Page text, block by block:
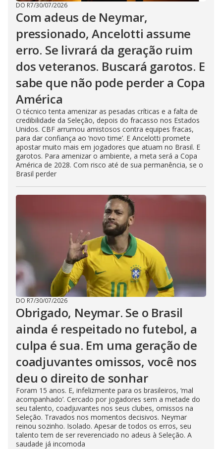
DO R7/30/07/2026
Com adeus de Neymar,
pressionado, Ancelotti assume
erro. Se livrará da geração ruim
dos veteranos. Buscará garotos. E
sabe que não pode perder a Copa
América
O técnico tenta amenizar as pesadas críticas e a falta de
credibilidade da Seleção, depois do fracasso nos Estados
Unidos. CBF arrumou amistosos contra equipes fracas,
para dar confiança ao ‘novo time’. E Ancelotti promete
apostar muito mais em jogadores que atuam no Brasil. E
garotos. Para amenizar o ambiente, a meta será a Copa
América de 2028. Com risco até de sua permanência, se o
Brasil perder
DO R7/30/07/2026
Obrigado, Neymar. Se o Brasil
ainda é respeitado no futebol, a
culpa é sua. Em uma geração de
coadjuvantes omissos, você nos
deu o direito de sonhar
Foram 15 anos. E, infelizmente para os brasileiros, ‘mal
acompanhado’. Cercado por jogadores sem a metade do
seu talento, coadjuvantes nos seus clubes, omissos na
Seleção. Travados nos momentos decisivos. Neymar
reinou sozinho. Isolado. Apesar de todos os erros, seu
talento tem de ser reverenciado no adeus à Seleção. A
saudade já incomoda